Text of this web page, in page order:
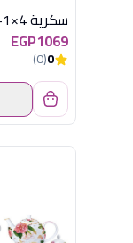
EGP1069
0
(0)